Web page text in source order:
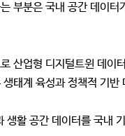
부분은 국내 공간 데이
산업형 디지털트윈 데이
태계 육성과 정책적 기반
생활 공간 데이터를 국내